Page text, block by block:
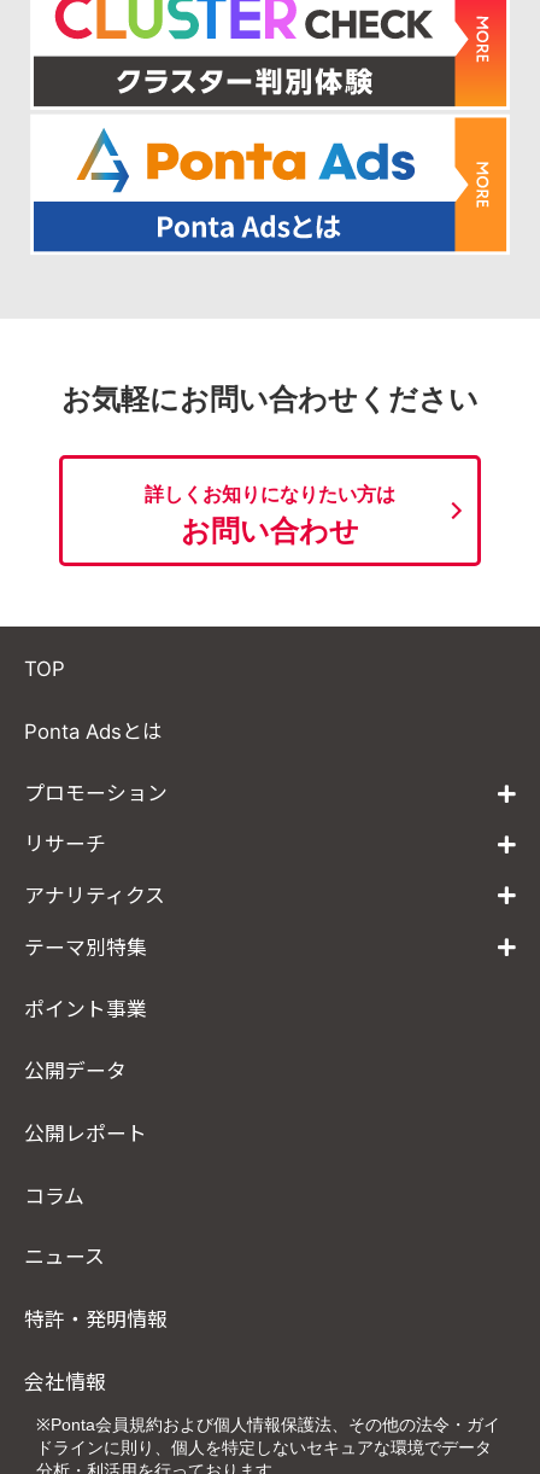
お気軽にお問い合わせください
詳しくお知りになりたい方は
お問い合わせ
TOP
Ponta Adsとは
プロモーション
リサーチ
アナリティクス
テーマ別特集
ポイント事業
公開データ
公開レポート
コラム
ニュース
特許・発明情報
会社情報
※Ponta会員規約および個人情報保護法、その他の法令・ガイ
ドラインに則り、個人を特定しないセキュアな環境でデータ
分析・利活用を行っております。